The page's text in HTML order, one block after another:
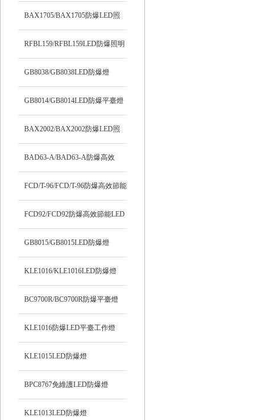
燈
BAX1705/BAX1705防爆LED照
明燈
RFBL159/RFBL159LED防爆照明
燈
GB8038/GB8038LED防爆燈
GB8014/GB8014LED防爆平臺燈
BAX2002/BAX2002防爆LED照
明燈
BAD63-A/BAD63-A防爆高效
LED燈
FCD/T-96/FCD/T-96防爆高效節能
LED燈
FCD92/FCD92防爆高效節能LED
燈
GB8015/GB8015LED防爆燈
KLE1016/KLE1016LED防爆燈
BC9700R/BC9700R防爆平臺燈
KLE1016防爆LED平臺工作燈
KLE1015LED防爆燈
BPC8767免維護LED防爆燈
KLE1013LED防爆燈